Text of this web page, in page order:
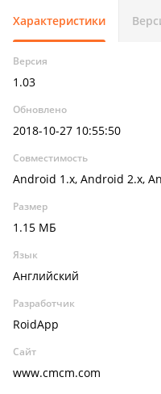
Характеристики
Версия
1.03
Обновлено
2018-10-27 10:55:50
Совместимость
Android 1.x, Android 2.x,
Размер
1.15 МБ
Язык
Английский
Разработчик
RoidApp
Сайт
www.cmcm.com